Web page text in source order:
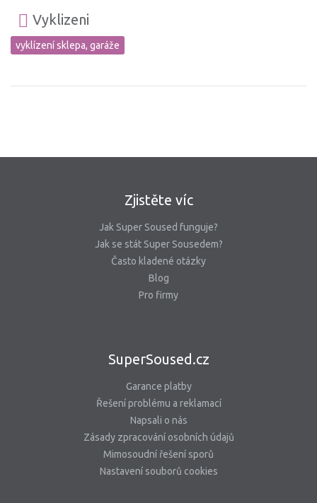
Vyklizeni
vyklízení sklepa, garáže
Zjistěte víc
Jak Super Soused funguje?
Jak se stát Super Sousedem?
Často kladené otázky
Blog
Pro firmy
SuperSoused.cz
Garance platby
Řešení problému a reklamací
Napsali o nás
Zásady zpracování osobních údajů
Mimosoudní řešení sporů
Nastavení souborů cookies